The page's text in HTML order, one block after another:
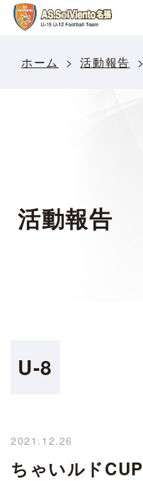
ホーム 活動報告
活動報告
U-8
2021.12.26
ちゃいルドCUP